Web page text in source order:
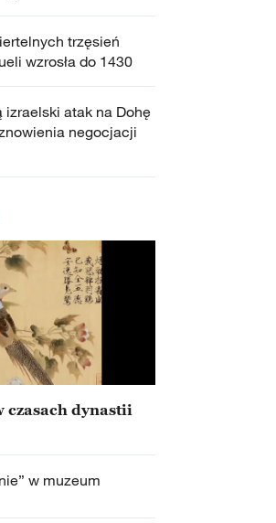
trzęsień
wzrosła do 1430
izraelski atak na Dohę
negocjacji
czasach dynastii
w muzeum